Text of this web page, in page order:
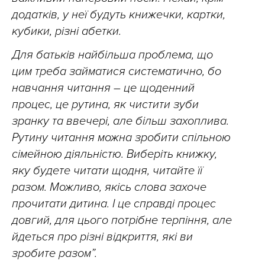
додатків, у неї будуть книжечки, картки,
кубики, різні абетки.
Для батьків найбільша проблема, що
цим треба займатися систематично, бо
навчання читання – це щоденний
процес, це рутина, як чистити зуби
зранку та ввечері, але більш захоплива.
Рутину читання можна зробити спільною
сімейною діяльністю. Виберіть книжку,
яку будете читати щодня, читайте її
разом. Можливо, якісь слова захоче
прочитати дитина. І це справді процес
довгий, для цього потрібне терпіння, але
йдеться про різні відкриття, які ви
зробите разом”.